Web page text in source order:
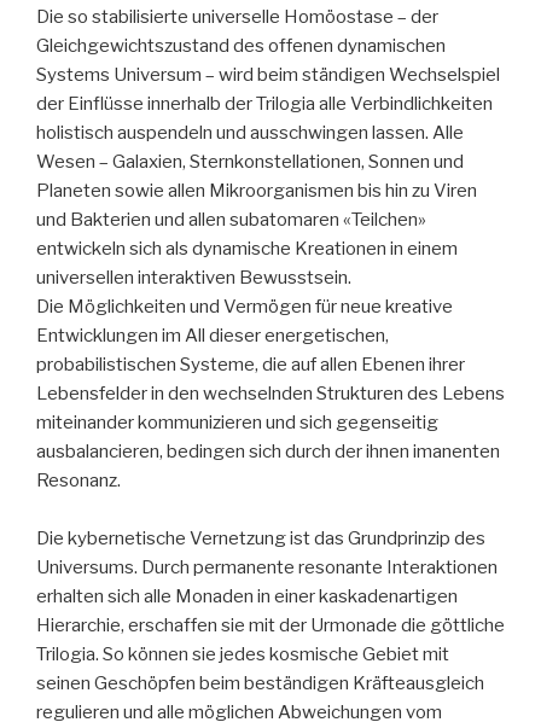
Die so stabilisierte universelle Homöostase – der
Gleichgewichtszustand des offenen dynamischen
Systems Universum – wird beim ständigen Wechselspiel
der Einflüsse innerhalb der Trilogia alle Verbindlichkeiten
holistisch auspendeln und ausschwingen lassen. Alle
Wesen – Galaxien, Sternkonstellationen, Sonnen und
Planeten sowie allen Mikroorganismen bis hin zu Viren
und Bakterien und allen subatomaren «Teilchen»
entwickeln sich als dynamische Kreationen in einem
universellen interaktiven Bewusstsein.
Die Möglichkeiten und Vermögen für neue kreative
Entwicklungen im All dieser energetischen,
probabilistischen Systeme, die auf allen Ebenen ihrer
Lebensfelder in den wechselnden Strukturen des Lebens
miteinander kommunizieren und sich gegenseitig
ausbalancieren, bedingen sich durch der ihnen imanenten
Resonanz.
Die kybernetische Vernetzung ist das Grundprinzip des
Universums. Durch permanente resonante Interaktionen
erhalten sich alle Monaden in einer kaskadenartigen
Hierarchie, erschaffen sie mit der Urmonade die göttliche
Trilogia. So können sie jedes kosmische Gebiet mit
seinen Geschöpfen beim beständigen Kräfteausgleich
regulieren und alle möglichen Abweichungen vom